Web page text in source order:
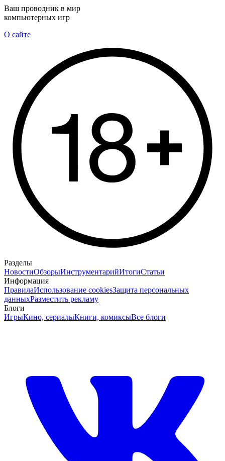
Ваш проводник в мир
компьютерных игр
О сайте
Разделы
НовостиОбзорыИнструментарийИтогиСтатьи
Информация
ПравилаИспользование cookiesЗащита персональных
данныхРазместить рекламу
Блоги
ИгрыКино, сериалыКниги, комиксыВсе блоги